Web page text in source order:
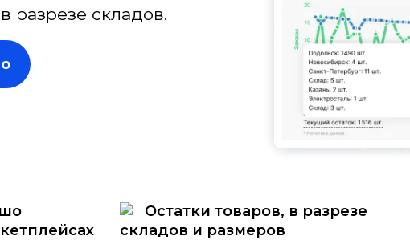
разрезе складов.
Остатки товаров, в разрезе
складов и размеров